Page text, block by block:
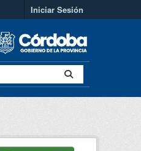
Iniciar Sesión